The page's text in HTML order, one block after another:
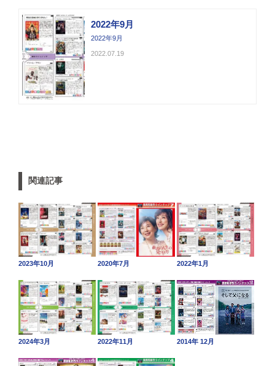
2022年9月
2022年9月
2022.07.19
関連記事
2023年10月 2020年7月 2022年1月
2024年3月 2022年11月 2014年 12月